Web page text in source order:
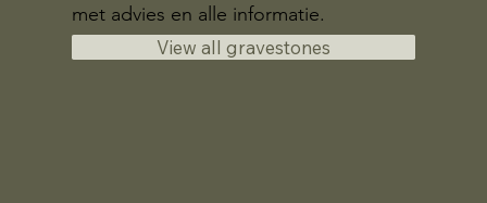
met advies en alle informatie.
View all gravestones